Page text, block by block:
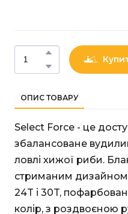
ОПИС ТОВАРУ
Select Force - це
збалансоване
ловлі хижої риби.
стриманим дизайном
24T і 30T,
колір, з роздвоєною